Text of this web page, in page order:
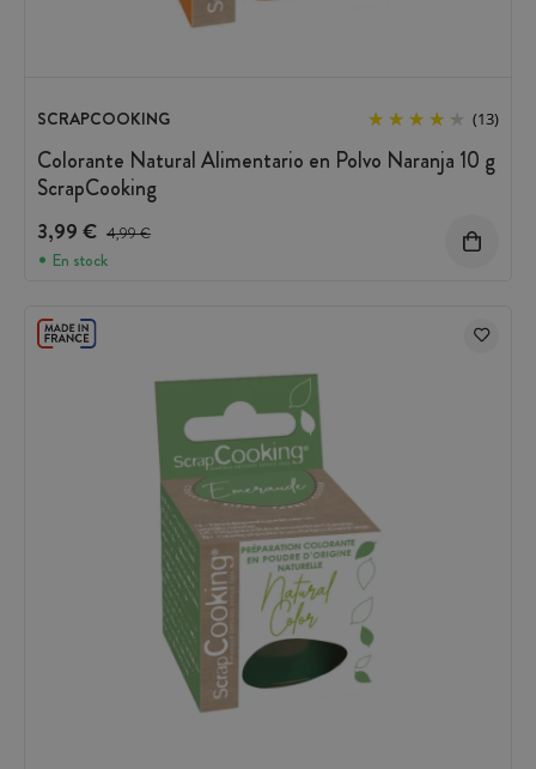
SCRAPCOOKING (13)
Colorante Natural Alimentario en Polvo Naranja 10 g
ScrapCooking
3,99 € Precio antes del descuento
4,99 €
En stock